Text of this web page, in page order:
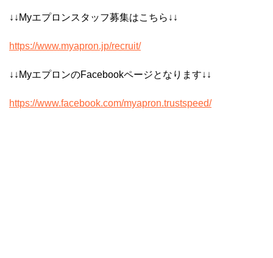
↓↓Myエプロンスタッフ募集はこちら↓↓
https://www.myapron.jp/recruit/
↓↓MyエプロンのFacebookページとなります↓↓
https://www.facebook.com/myapron.trustspeed/